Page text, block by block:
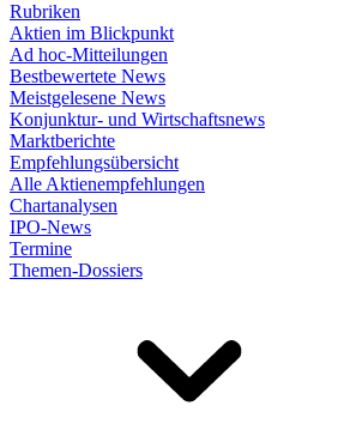
Rubriken
Aktien im Blickpunkt
Ad hoc-Mitteilungen
Bestbewertete News
Meistgelesene News
Konjunktur- und Wirtschaftsnews
Marktberichte
Empfehlungsübersicht
Alle Aktienempfehlungen
Chartanalysen
IPO-News
Termine
Themen-Dossiers